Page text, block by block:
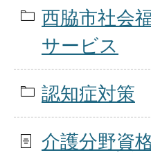
西脇市社会
サービス
認知症対策
介護分野資